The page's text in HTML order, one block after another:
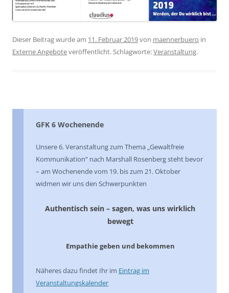
Dieser Beitrag wurde am 11. Februar 2019von maennerbuero in
Externe Angeboteveröffentlicht. Schlagworte:Veranstaltung.
GFK 6 Wochenende
Unsere 6. Veranstaltung zum Thema „Gewaltfreie
Kommunikation“ nach Marshall Rosenberg steht bevor
– am Wochenende vom 19. bis zum 21. Oktober
widmen wir uns den Schwerpunkten
Authentisch sein – sagen, was uns wirklich
bewegt
Empathie geben und bekommen
Näheres dazu findet Ihr im Eintrag im
Veranstaltungskalender